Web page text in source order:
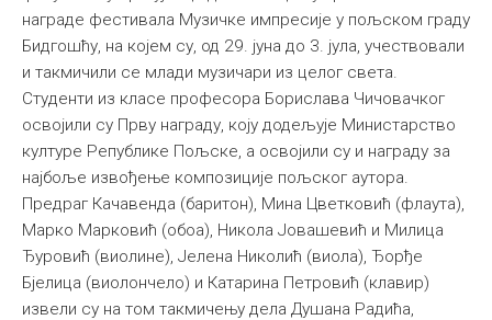
Студенти
Међународна
награде фестивала Музичке импресије у пољском граду
Бидгошћу, на којем су, од 29. јуна до 3. јула, учествовали
и такмичили се млади музичари из целог света.
Студенти из класе професора Борислава Чичовачког
освојили су Прву награду, коју додељује Министарство
културе Републике Пољске, а освојили су и награду за
најбоље извођење композиције пољског аутора.
Предраг Качавенда (баритон), Мина Цветковић (флаута),
Марко Марковић (обоа), Никола Јовашевић и Милица
Ђуровић (виолине), Јелена Николић (виола), Ђорђе
Бјелица (виолончело) и Катарина Петровић (клавир)
извели су на том такмичењу дела Душана Радића,